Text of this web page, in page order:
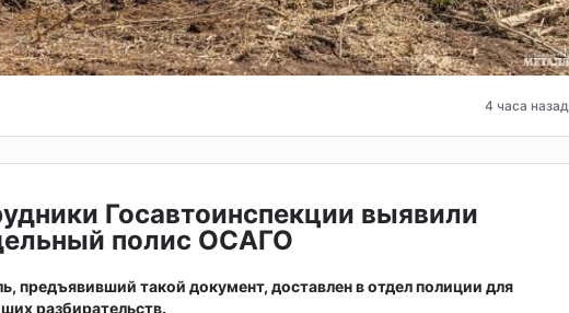
4 часа назад
Госавтоинспекции выявили
полис ОСАГО
предъявивший такой документ, доставлен в отдел полиции для
разбирательств.